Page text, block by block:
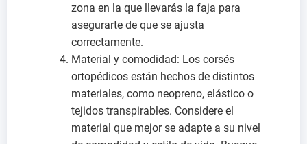
zona en la que llevarás la faja para
asegurarte de que se ajusta
correctamente.
Material y comodidad: Los corsés
ortopédicos están hechos de distintos
materiales, como neopreno, elástico o
tejidos transpirables. Considere el
material que mejor se adapte a su nivel